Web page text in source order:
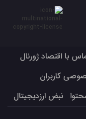
با اقتصاد ژورنال
کاربران
نبض ارزدیجیتال